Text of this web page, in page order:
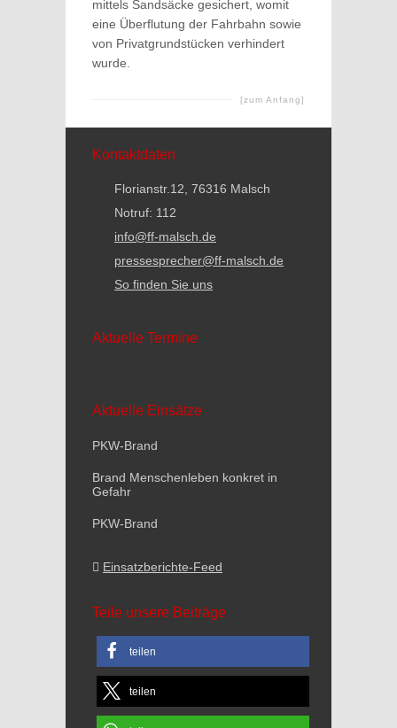
mittels Sandsäcke gesichert, womit
eine Überflutung der Fahrbahn sowie
von Privatgrundstücken verhindert
wurde.
[zum Anfang]
Kontaktdaten
Florianstr.12, 76316 Malsch
Notruf: 112
info@ff-malsch.de
pressesprecher@ff-malsch.de
So finden Sie uns
Aktuelle Termine
Aktuelle Einsätze
PKW-Brand
Brand Menschenleben konkret in
Gefahr
PKW-Brand
Einsatzberichte-Feed
Teile unsere Beiträge
teilen
teilen